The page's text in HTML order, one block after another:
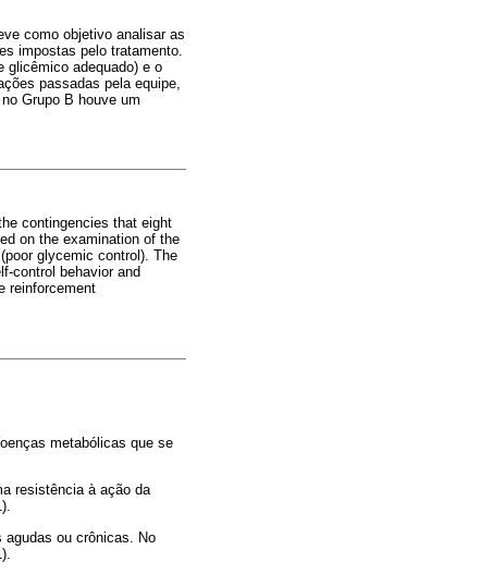
como objetivo analisar as
impostas pelo tratamento.
glicêmico adequado) e o
passadas pela equipe,
Grupo B houve um
contingencies that eight
on the examination of the
glycemic control). The
control behavior and
reinforcement
metabólicas que se
resistência à ação da
agudas ou crônicas. No